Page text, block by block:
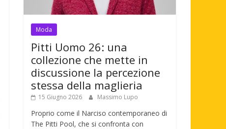
Moda
Pitti Uomo 26: una
collezione che mette in
discussione la percezione
stessa della maglieria
15 Giugno 2026 Massimo Lupo
Proprio come il Narciso contemporaneo di
The Pitti Pool, che si confronta con